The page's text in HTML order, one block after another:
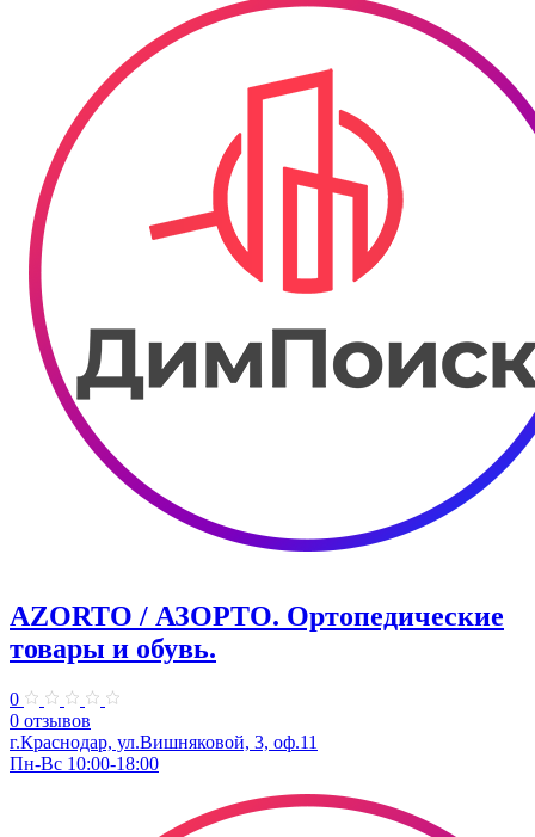
AZORTO / АЗОРТО. Ортопедические
товары и обувь.
0
0 отзывов
г.Краснодар, ул.​Вишняковой, 3, оф.11
Пн-Вс 10:00-18:00